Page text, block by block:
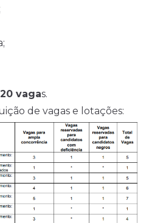
vagas.
de vagas e lotações: